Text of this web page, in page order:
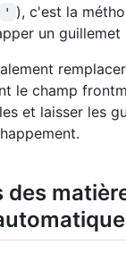
'
), c'est la
un guillemet
le champ
et laisser les
des